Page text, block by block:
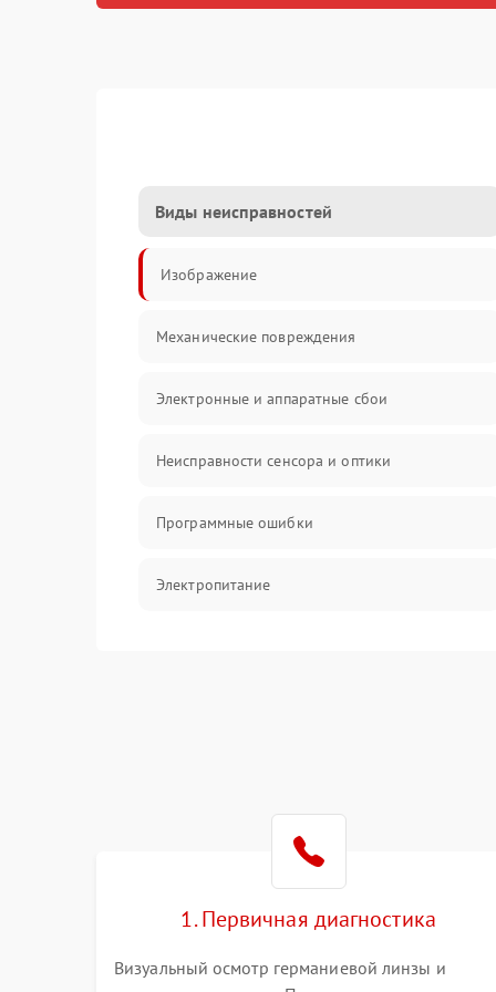
Виды неисправностей
Изображение
Механические повреждения
Электронные и аппаратные сбои
Неисправности сенсора и оптики
Программные ошибки
Электропитание
Температурные проблемы
Сбои коммуникаций и интерфейсов
1. Первичная диагностика
Визуальный осмотр германиевой линзы и